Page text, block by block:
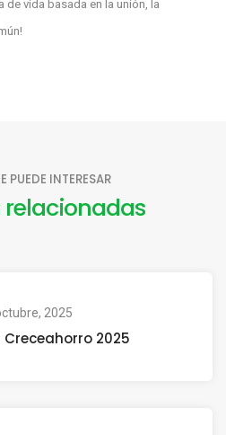
vida basada en la unión, la
PUEDE INTERESAR
relacionadas
2025
2025